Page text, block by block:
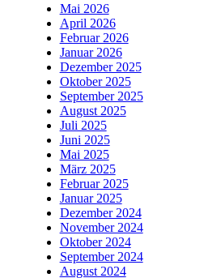
Mai 2026
April 2026
Februar 2026
Januar 2026
Dezember 2025
Oktober 2025
September 2025
August 2025
Juli 2025
Juni 2025
Mai 2025
März 2025
Februar 2025
Januar 2025
Dezember 2024
November 2024
Oktober 2024
September 2024
August 2024